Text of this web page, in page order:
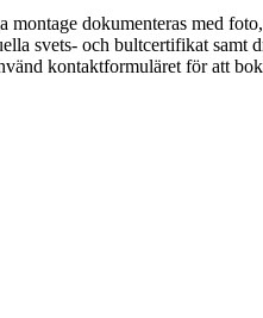
dokumenteras med
svets- och bultcertifikat
kontaktformuläret för att